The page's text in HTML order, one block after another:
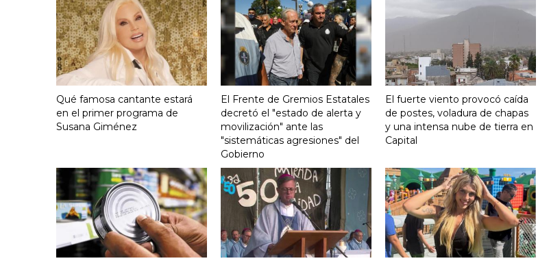
Qué famosa cantante estará
en el primer programa de
Susana Giménez
El Frente de Gremios Estatales
decretó el "estado de alerta y
movilización" ante las
"sistemáticas agresiones" del
Gobierno
El fuerte viento provocó caída
de postes, voladura de chapas
y una intensa nube de tierra en
Capital